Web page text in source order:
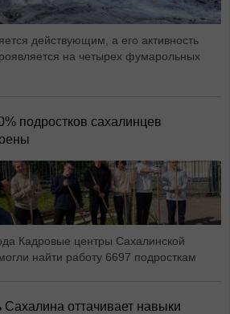
действующим, а его активность
на четырех фумарольных
подростков сахалинцев
Кадровые центры Сахалинской
найти работу 6697 подросткам
оттачивает навыки